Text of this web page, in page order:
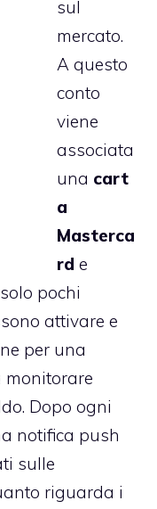
sul
mercato.
A questo
conto
viene
associata
una cart
a
Masterca
rd e
pochi
attivare e
per una
monitorare
Dopo ogni
notifica push
sulle
riguarda i